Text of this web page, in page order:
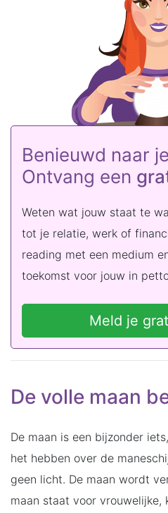
Benieuwd naar
Ontvang een
Weten wat jouw staat te
tot je relatie, werk of
reading met een medium
toekomst voor jouw in
Meld je
De volle maan
De maan is een bijzonder
het hebben over de
geen licht. De maan wordt
maan staat voor vrouwelijke,